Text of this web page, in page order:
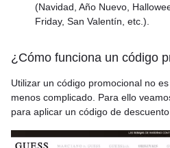
(Navidad, Año Nuevo,
Friday, San Valentín, etc.).
¿Cómo funciona un código
Utilizar un código promocional no
menos complicado. Para ello
para aplicar un código de